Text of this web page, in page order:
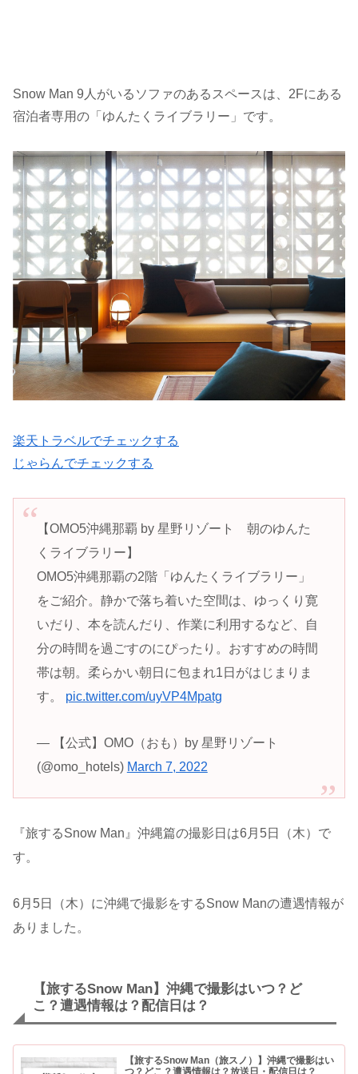
Snow Man 9人がいるソファのあるスペースは、2Fにある
宿泊者専用の「ゆんたくライブラリー」です。
楽天トラベルでチェックする
じゃらんでチェックする
【OMO5沖縄那覇 by 星野リゾート 朝のゆんた
くライブラリー】
OMO5沖縄那覇の2階「ゆんたくライブラリー」
をご紹介。静かで落ち着いた空間は、ゆっくり寛
いだり、本を読んだり、作業に利用するなど、自
分の時間を過ごすのにぴったり。おすすめの時間
帯は朝。柔らかい朝日に包まれ1日がはじまりま
す。 pic.twitter.com/uyVP4Mpatg
— 【公式】OMO（おも）by 星野リゾート
(@omo_hotels) March 7, 2022
『旅するSnow Man』沖縄篇の撮影日は6月5日（木）で
す。
6月5日（木）に沖縄で撮影をするSnow Manの遭遇情報が
ありました。
【旅するSnow Man】沖縄で撮影はいつ？ど
こ？遭遇情報は？配信日は？
【旅するSnow Man（旅スノ）】沖縄で撮影はい